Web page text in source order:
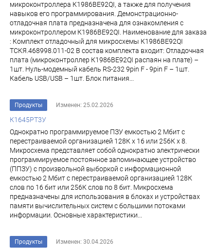
микроконтроллера К1986ВЕ92QI, а также для получения
навыков его программирования. Демонстрационно-
отладочная плата предназначена для ознакомления с
микроконтроллером К1986ВЕ92QI. Наименование для заказа
: Комплект отладочный для микросхемы К1986ВЕ92QI
ТСКЯ.468998.011-02 В состав комплекта входит: Отладочная
плата (микроконтроллер К1986ВЕ92QI распаян на плате) –
1шт. Нуль-модемный кабель RS-232 9pin F - 9pin F – 1шт.
Кабель USB/USB – 1шт. Блок питания...
Продукты Изменен: 25.02.2026
К1645РТ3У
Однократно программируемое ПЗУ емкостью 2 Мбит с
перестраиваемой организацией 128К х 16 или 256К х 8.
Микросхема представляет собой однократно электрически
программируемое постоянное за­поминающее устройство
(ППЗУ) с произвольной выборкой с информационной
емкостью 2 Мбит с пе­рестраиваемой организацией 128К
слов по 16 бит или 256К слов по 8 бит. Микросхема
предназначены для использования в блоках и устройствах
памя­ти вычислительных систем с большими потоками
информации. Основные характеристики...
Продукты Изменен: 30.04.2026